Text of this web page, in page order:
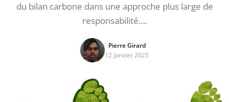
du bilan carbone dans une approche plus large de
responsabilité….
Pierre Girard
12 janvier 2025